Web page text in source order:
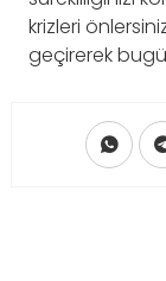
krizleri
geçirerek